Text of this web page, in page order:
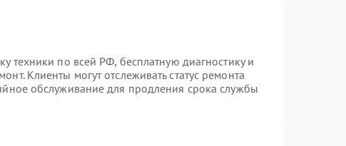
техники по всей РФ, бесплатную диагностику и
Клиенты могут отслеживать статус ремонта
обслуживание для продления срока службы